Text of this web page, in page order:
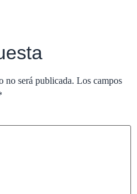
no será publicada. Los campos